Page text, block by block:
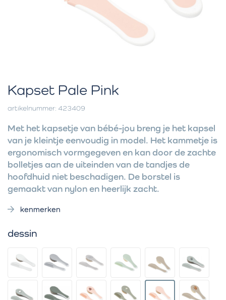
Kapset Pale Pink
artikelnummer: 423409
Met het kapsetje van bébé-jou breng je het kapsel
van je kleintje eenvoudig in model. Het kammetje is
ergonomisch vormgegeven en kan door de zachte
bolletjes aan de uiteinden van de tandjes de
hoofdhuid niet beschadigen. De borstel is
gemaakt van nylon en heerlijk zacht.
kenmerken
dessin